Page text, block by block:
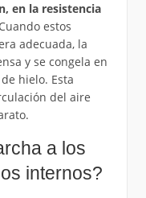
en la resistencia
estos
adecuada, la
y se congela en
hielo. Esta
del aire
a los
internos?